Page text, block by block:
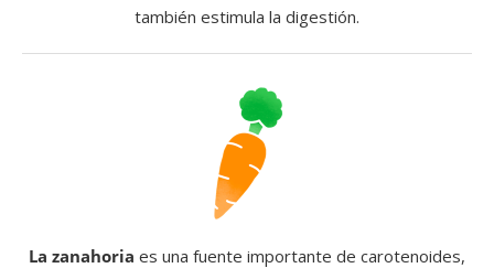
también estimula la digestión.
La zanahoria es una fuente importante de carotenoides,